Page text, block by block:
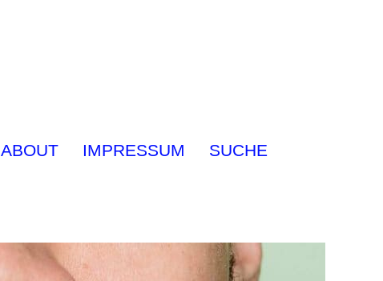
ABOUT IMPRESSUM SUCHE